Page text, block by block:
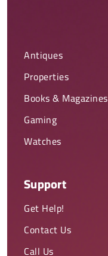
Antiques
Properties
Books & Magazines
Gaming
Watches
Support
Get Help!
Contact Us
Call Us